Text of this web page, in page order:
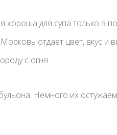
хороша для супа только в
отдает цвет, вкус и
с огня.
Немного их